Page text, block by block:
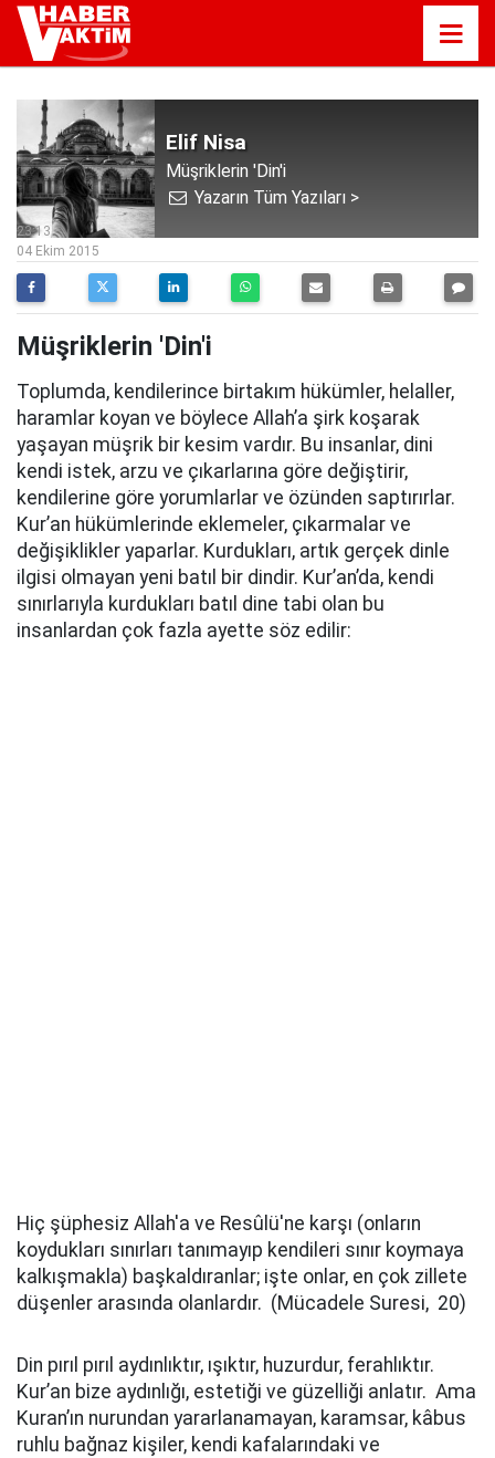
Elif Nisa
Müşriklerin 'Din'i
Yazarın Tüm Yazıları >
23:13
04 Ekim 2015
Müşriklerin 'Din'i
Toplumda, kendilerince birtakım hükümler, helaller,
haramlar koyan ve böylece Allah’a şirk koşarak
yaşayan müşrik bir kesim vardır. Bu insanlar, dini
kendi istek, arzu ve çıkarlarına göre değiştirir,
kendilerine göre yorumlarlar ve özünden saptırırlar.
Kur’an hükümlerinde eklemeler, çıkarmalar ve
değişiklikler yaparlar. Kurdukları, artık gerçek dinle
ilgisi olmayan yeni batıl bir dindir. Kur’an’da, kendi
sınırlarıyla kurdukları batıl dine tabi olan bu
insanlardan çok fazla ayette söz edilir:
Hiç şüphesiz Allah'a ve Resûlü'ne karşı (onların
koydukları sınırları tanımayıp kendileri sınır koymaya
kalkışmakla) başkaldıranlar; işte onlar, en çok zillete
düşenler arasında olanlardır. (Mücadele Suresi, 20)
Din pırıl pırıl aydınlıktır, ışıktır, huzurdur, ferahlıktır.
Kur’an bize aydınlığı, estetiği ve güzelliği anlatır. Ama
Kuran’ın nurundan yararlanamayan, karamsar, kâbus
ruhlu bağnaz kişiler, kendi kafalarındaki ve